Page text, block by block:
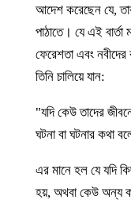
আদেশ করেছেন যে,
পাঠাতে। যে এই
ফেরেশতা এবং
তিনি চালিয়ে যান:
"যদি কেউ তাদের
ঘটনা বা ঘটনার কথা
এর মানে হল যে যদি
হয়, অথবা কেউ অন্য